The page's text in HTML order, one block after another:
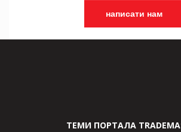
написати нам
ТЕМИ ПОРТАЛА